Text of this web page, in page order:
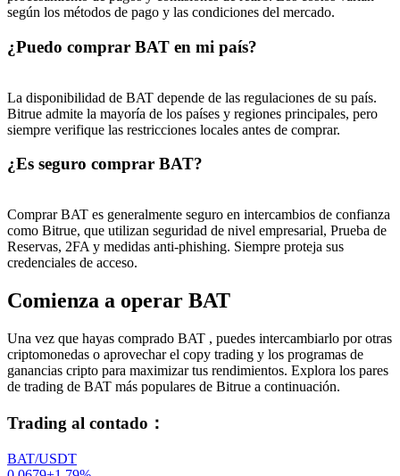
según los métodos de pago y las condiciones del mercado.
¿Puedo comprar BAT en mi país?
La disponibilidad de BAT depende de las regulaciones de su país.
Bitrue admite la mayoría de los países y regiones principales, pero
siempre verifique las restricciones locales antes de comprar.
¿Es seguro comprar BAT?
Comprar BAT es generalmente seguro en intercambios de confianza
como Bitrue, que utilizan seguridad de nivel empresarial, Prueba de
Reservas, 2FA y medidas anti-phishing. Siempre proteja sus
credenciales de acceso.
Comienza a operar BAT
Una vez que hayas comprado BAT , puedes intercambiarlo por otras
criptomonedas o aprovechar el copy trading y los programas de
ganancias cripto para maximizar tus rendimientos. Explora los pares
de trading de BAT más populares de Bitrue a continuación.
Trading al contado ：
BAT/USDT